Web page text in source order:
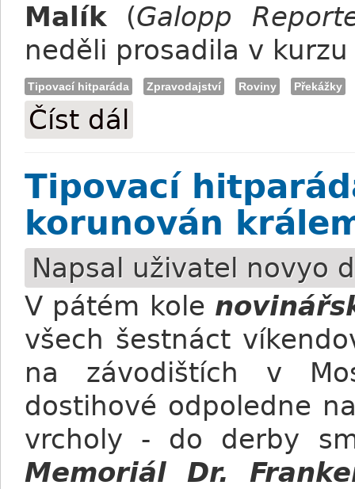
Malík (Galopp
neděli prosadila v
Tipovací hitparáda Zpravodajství Roviny Překážky
Číst dál
Tipovací
korunován
Napsal uživatel novyo
V pátém kole
všech šestnáct
na závodištích v
dostihové odpoledne
vrcholy - do derby
Memoriál Dr.